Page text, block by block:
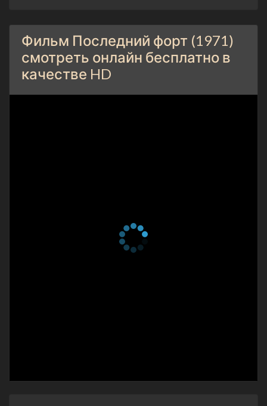
Фильм Последний форт (1971)
смотреть онлайн бесплатно в
качестве HD